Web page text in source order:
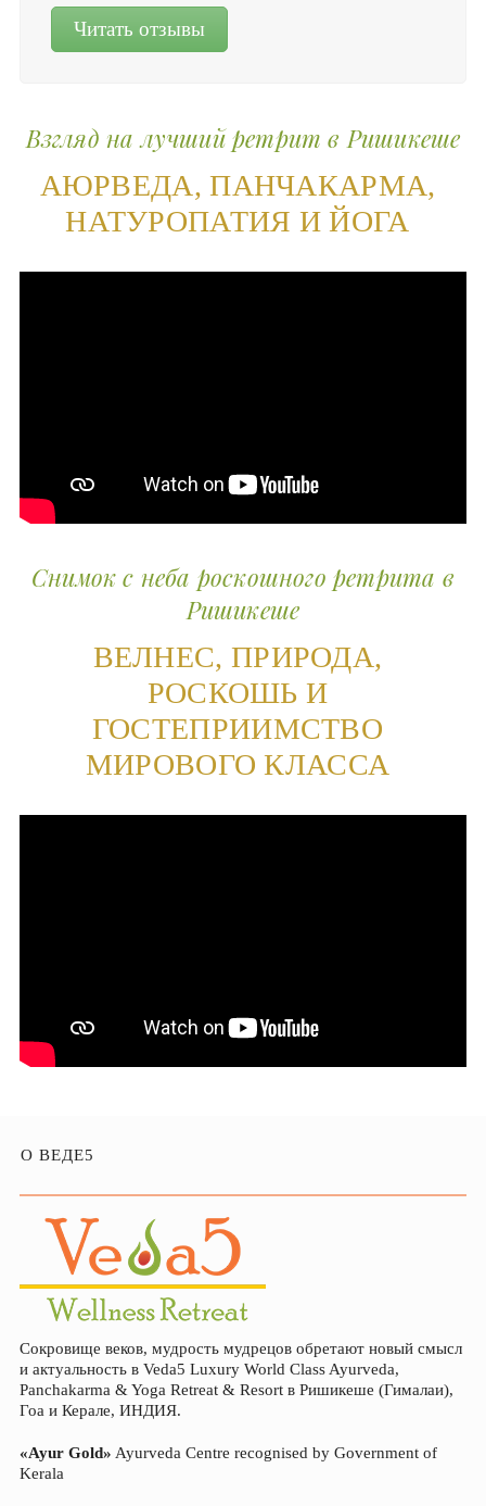
Читать отзывы
Взгляд на лучший ретрит в Ришикеше
АЮРВЕДА, ПАНЧАКАРМА,
НАТУРОПАТИЯ И ЙОГА
Снимок с неба роскошного ретрита в
Ришикеше
ВЕЛНЕС, ПРИРОДА,
РОСКОШЬ И
ГОСТЕПРИИМСТВО
МИРОВОГО КЛАССА
О ВЕДЕ5
Сокровище веков, мудрость мудрецов обретают новый смысл
и актуальность в Veda5 Luxury World Class Ayurveda,
Panchakarma & Yoga Retreat & Resort в Ришикеше (Гималаи),
Гоа и Керале, ИНДИЯ.
«Ayur Gold» Ayurveda Centre recognised by Government of
Kerala